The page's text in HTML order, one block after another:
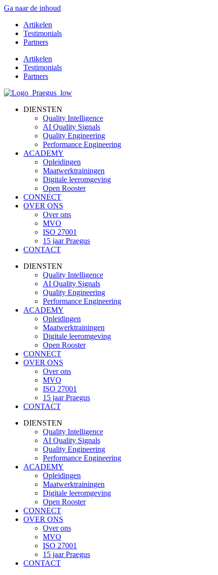
Ga naar de inhoud
Artikelen
Testimonials
Partners
Artikelen
Testimonials
Partners
DIENSTEN
Quality Intelligence
AI Quality Signals
Quality Engineering
Performance Engineering
ACADEMY
Opleidingen
Maatwerktrainingen
Digitale leeromgeving
Open Rooster
CONNECT
OVER ONS
Over ons
MVO
ISO 27001
15 jaar Praegus
CONTACT
DIENSTEN
Quality Intelligence
AI Quality Signals
Quality Engineering
Performance Engineering
ACADEMY
Opleidingen
Maatwerktrainingen
Digitale leeromgeving
Open Rooster
CONNECT
OVER ONS
Over ons
MVO
ISO 27001
15 jaar Praegus
CONTACT
DIENSTEN
Quality Intelligence
AI Quality Signals
Quality Engineering
Performance Engineering
ACADEMY
Opleidingen
Maatwerktrainingen
Digitale leeromgeving
Open Rooster
CONNECT
OVER ONS
Over ons
MVO
ISO 27001
15 jaar Praegus
CONTACT